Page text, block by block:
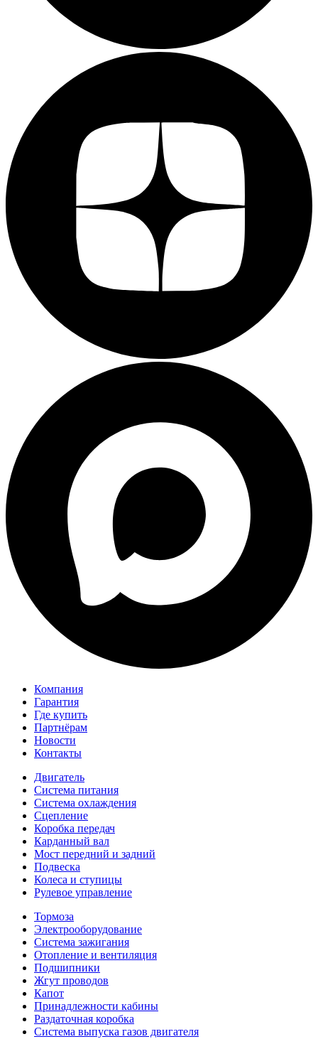
Компания
Гарантия
Где купить
Партнёрам
Новости
Контакты
Двигатель
Система питания
Система охлаждения
Сцепление
Коробка передач
Карданный вал
Мост передний и задний
Подвеска
Колеса и ступицы
Рулевое управление
Тормоза
Электрооборудование
Система зажигания
Отопление и вентиляция
Подшипники
Жгут проводов
Капот
Принадлежности кабины
Раздаточная коробка
Система выпуска газов двигателя